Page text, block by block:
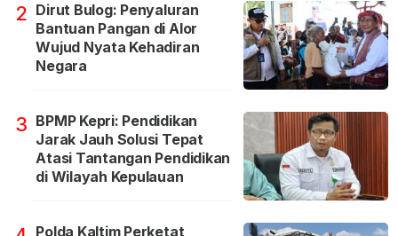
2 Dirut Bulog: Penyaluran
Bantuan Pangan di Alor
Wujud Nyata Kehadiran
Negara
3 BPMP Kepri: Pendidikan
Jarak Jauh Solusi Tepat
Atasi Tantangan Pendidikan
di Wilayah Kepulauan
Polda Kaltim Perketat